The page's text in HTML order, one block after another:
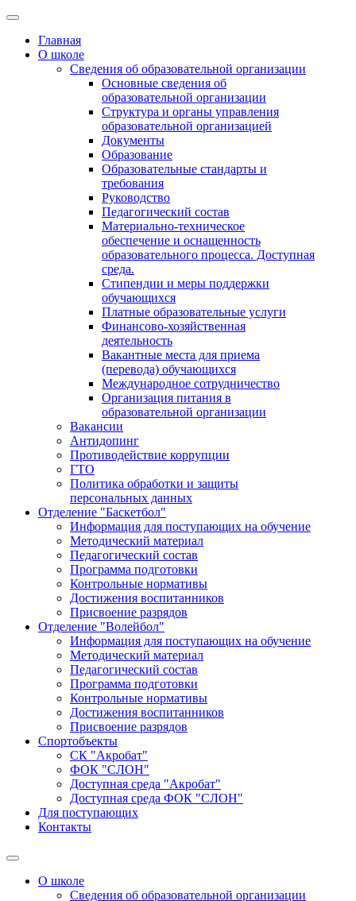
Главная
О школе
Сведения об образовательной организации
Основные сведения об
образовательной организации
Структура и органы управления
образовательной организацией
Документы
Образование
Образовательные стандарты и
требования
Руководство
Педагогический состав
Материально-техническое
обеспечение и оснащенность
образовательного процесса. Доступная
среда.
Стипендии и меры поддержки
обучающихся
Платные образовательные услуги
Финансово-хозяйственная
деятельность
Вакантные места для приема
(перевода) обучающихся
Международное сотрудничество
Организация питания в
образовательной организации
Вакансии
Антидопинг
Противодействие коррупции
ГТО
Политика обработки и защиты
персональных данных
Отделение "Баскетбол"
Информация для поступающих на обучение
Методический материал
Педагогический состав
Программа подготовки
Контрольные нормативы
Достижения воспитанников
Присвоение разрядов
Отделение "Волейбол"
Информация для поступающих на обучение
Методический материал
Педагогический состав
Программа подготовки
Контрольные нормативы
Достижения воспитанников
Присвоение разрядов
Спортобъекты
СК "Акробат"
ФОК "СЛОН"
Доступная среда "Акробат"
Доступная среда ФОК "СЛОН"
Для поступающих
Контакты
О школе
Сведения об образовательной организации